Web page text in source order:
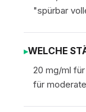
"spürbar
WELCHE
20 mg/ml
für